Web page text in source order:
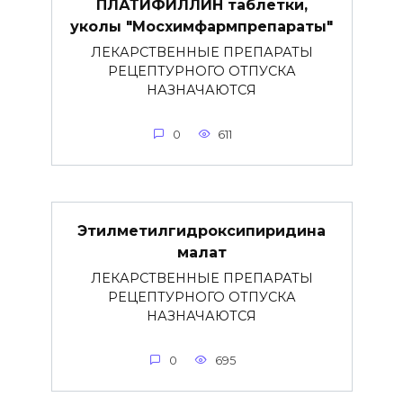
ПЛАТИФИЛЛИН таблетки,
уколы "Мосхимфармпрепараты"
ЛЕКАРСТВЕННЫЕ ПРЕПАРАТЫ
РЕЦЕПТУРНОГО ОТПУСКА
НАЗНАЧАЮТСЯ
0 611
Этилметилгидроксипиридина
малат
ЛЕКАРСТВЕННЫЕ ПРЕПАРАТЫ
РЕЦЕПТУРНОГО ОТПУСКА
НАЗНАЧАЮТСЯ
0 695